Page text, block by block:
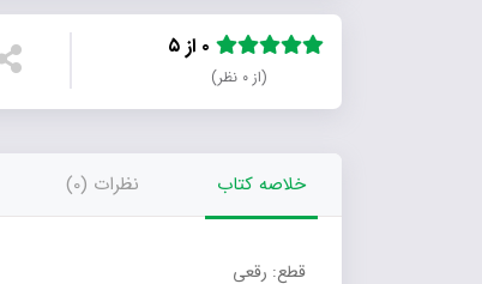
(از ۰ نظر)
خلاصه کتاب نظرات (0)
قطع: رقعی